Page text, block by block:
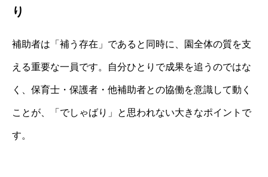
り
補助者は「補う存在」であると同時に、園全体の質を支
える重要な一員です。自分ひとりで成果を追うのではな
く、保育士・保護者・他補助者との協働を意識して動く
ことが、「でしゃばり」と思われない大きなポイントで
す。